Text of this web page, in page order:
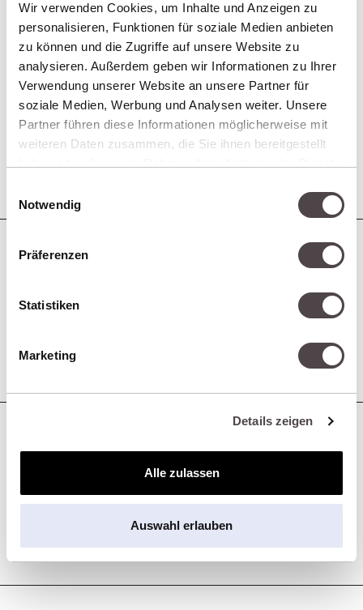
Wir verwenden Cookies, um Inhalte und Anzeigen zu
personalisieren, Funktionen für soziale Medien anbieten
zu können und die Zugriffe auf unsere Website zu
analysieren. Außerdem geben wir Informationen zu Ihrer
Verwendung unserer Website an unsere Partner für
soziale Medien, Werbung und Analysen weiter. Unsere
Partner führen diese Informationen möglicherweise mit
weiteren Daten zusammen, die Sie ihnen bereitgestellt
Notwendig
Präferenzen
Statistiken
Marketing
Details zeigen
Alle zulassen
Auswahl erlauben
Basis über Inhalte bis zur
Auffindbarkeit in KI-Systemen,
alles aus einer Hand, alles auf
dein Unternehmensziel
ausgerichtet.
TECHNISCHES SEO –
DAS FUNDAMENT, DAS
TRÄGT
INHALTLICHE
OPTIMIERUNG –
RELEVANZ, DIE RANKT